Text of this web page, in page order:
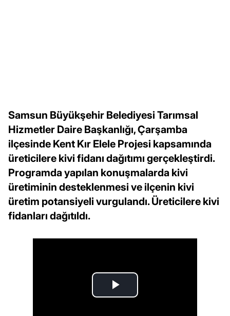
Samsun Büyükşehir Belediyesi Tarımsal
Hizmetler Daire Başkanlığı, Çarşamba
ilçesinde Kent Kır Elele Projesi kapsamında
üreticilere kivi fidanı dağıtımı gerçekleştirdi.
Programda yapılan konuşmalarda kivi
üretiminin desteklenmesi ve ilçenin kivi
üretim potansiyeli vurgulandı. Üreticilere kivi
fidanları dağıtıldı.